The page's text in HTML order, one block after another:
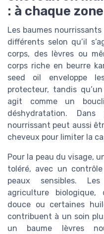
: à chaque
Les baumes
différents selon qu’il
corps, des lèvres ou
corps riche en beurre
seed oil enveloppe
protecteur, tandis
agit comme un
déshydratation.
nourrissant peut aussi
cheveux pour limiter la
Pour la peau du visage,
toléré, avec un
peaux sensibles.
agriculture
douce ou certaines
contribuent à un soin
un baume lèvres